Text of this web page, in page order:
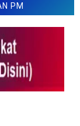
Tentang Juknis
PM